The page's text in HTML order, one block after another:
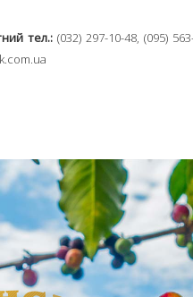
тел.: (032) 297-10-48, (095)